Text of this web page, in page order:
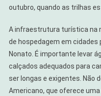
outubro, quando as trilhas
A infraestrutura turística na
de hospedagem em cidades
Nonato. É importante levar
calçados adequados para
ser longas e exigentes. Não
Americano, que oferece